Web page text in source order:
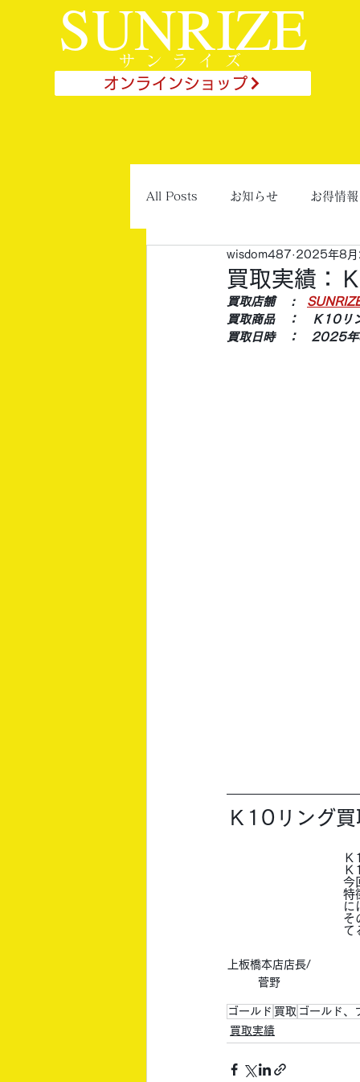
SUNRIZE
サンライズ
オンラインショップ
All Posts お知らせ お得情報
買取実績：
wisdom487 2025年8
買取店舗 　:
買取商品　：　Ｋ10リ
買取日時　：　2025
Ｋ10リング
上板橋本店店長/
菅野
今
特
に
そ
て
ゴールド 買取 ゴールド、
買取実績